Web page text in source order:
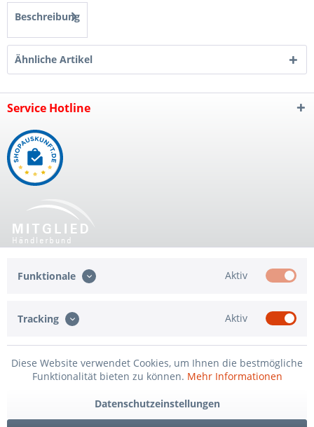
Beschreibung
Ähnliche Artikel
Service Hotline
Qualität
* Alle Preise inkl. gesetzl. Mehrwertsteuer zzgl.Versandkostenund ggf.
Nachnahmegebühren, wenn nicht anders beschrieben
Cookie settings Datenschutz Impressum
Funktionale Aktiv
Tracking Aktiv
Diese Website verwendet Cookies, um Ihnen die bestmögliche
Funktionalität bieten zu können. Mehr Informationen
Datenschutzeinstellungen